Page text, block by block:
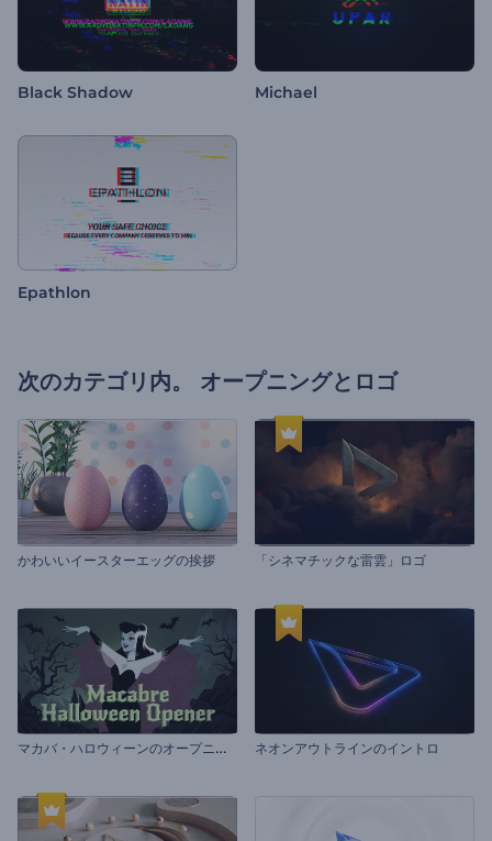
Black Shadow Michael
Epathlon
次のカテゴリ内。 オープニングとロゴ
かわいいイースターエッグの挨拶 「シネマチックな雷雲」ロゴ
マ
カバ・ハロウィーンのオープニング動画 ネオンアウトラインのイントロ